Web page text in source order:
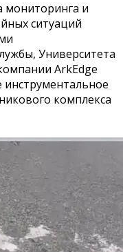
мониторинга и
ситуаций
Университета
ArkEdge
инструментальное
комплекса